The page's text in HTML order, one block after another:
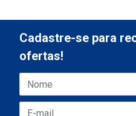
Cadastre-se para
ofertas!